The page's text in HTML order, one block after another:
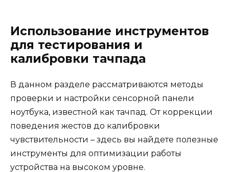
Использование инструментов
для тестирования и
калибровки тачпада
В данном разделе рассматриваются методы
проверки и настройки сенсорной панели
ноутбука, известной как тачпад. От коррекции
поведения жестов до калибровки
чувствительности – здесь вы найдете полезные
инструменты для оптимизации работы
устройства на высоком уровне.